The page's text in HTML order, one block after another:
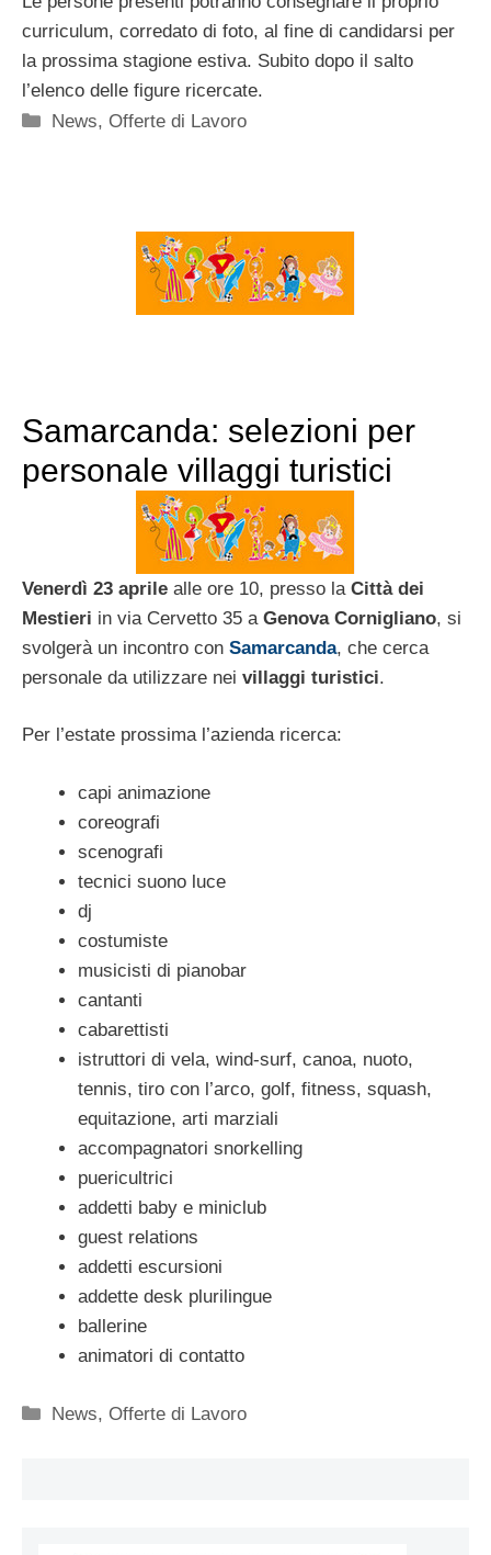
curriculum, corredato di foto, al fine di candidarsi per
la prossima stagione estiva. Subito dopo il salto
l’elenco delle figure ricercate.
Categorie
News,Offerte di Lavoro
Samarcanda: selezioni per
personale villaggi turistici
Venerdì 23 aprile alle ore 10, presso la Città dei
Mestieri in via Cervetto 35 a Genova Cornigliano, si
svolgerà un incontro con Samarcanda, che cerca
personale da utilizzare nei villaggi turistici.
Per l’estate prossima l’azienda ricerca:
capi animazione
coreografi
scenografi
tecnici suono luce
dj
costumiste
musicisti di pianobar
cantanti
cabarettisti
istruttori di vela, wind-surf, canoa, nuoto,
tennis, tiro con l’arco, golf, fitness, squash,
equitazione, arti marziali
accompagnatori snorkelling
puericultrici
addetti baby e miniclub
guest relations
addetti escursioni
addette desk plurilingue
ballerine
animatori di contatto
Categorie
News,Offerte di Lavoro